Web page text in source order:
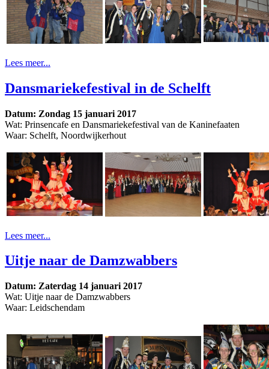
Lees meer...
Dansmariekefestival in de Schelft
Datum: Zondag 15 januari 2017
Wat: Prinsencafe en Dansmariekefestival van de Kaninefaaten
Waar: Schelft, Noordwijkerhout
Lees meer...
Uitje naar de Damzwabbers
Datum: Zaterdag 14 januari 2017
Wat: Uitje naar de Damzwabbers
Waar: Leidschendam